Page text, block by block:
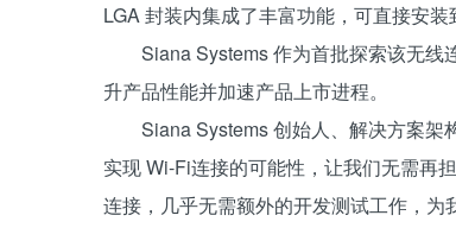
LGA 封装内集成了丰富功能，可直接安
Siana Systems 作为首批探索该无线
升产品性能并加速产品上市进程。
Siana Systems 创始人、解决方案架
实现 Wi-Fi连接的可能性，让我们无需再
连接，几乎无需额外的开发测试工作，